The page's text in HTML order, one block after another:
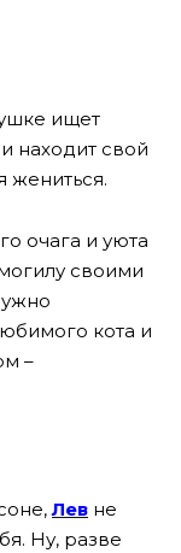
ищет
находит свой
жениться.
очага и уюта
своими
кота и
–
Лев не
Ну, разве